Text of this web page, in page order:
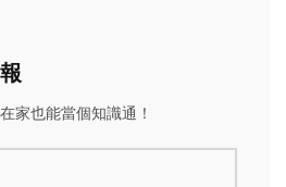
家也能當個知識通！